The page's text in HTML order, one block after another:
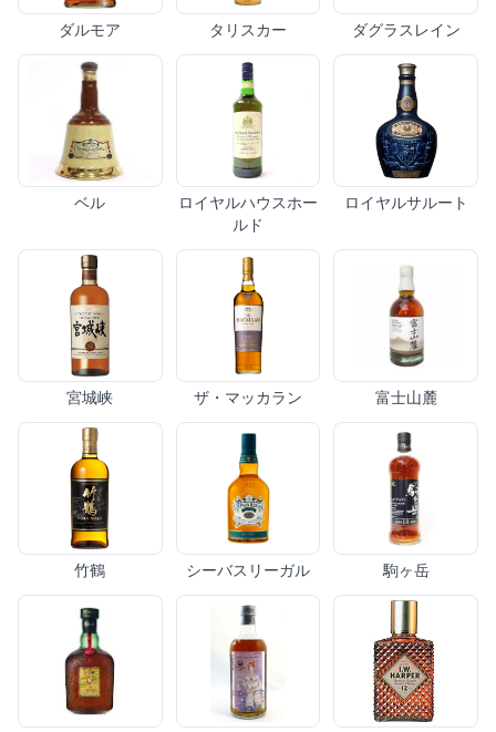
ダルモア タリスカー ダグラスレイン
ベル
ロイヤルハウスホー
ルド
ロイヤルサルート
宮城峡 ザ・マッカラン 富士山麓
竹鶴 シーバスリーガル 駒ヶ岳